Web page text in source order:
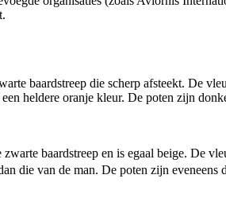
baardstreep die scherp afsteekt. De
heldere oranje kleur. De poten zijn
baardstreep en is egaal beige. De
die van de man. De poten zijn eveneens